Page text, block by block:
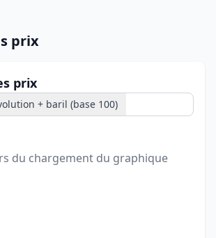
prix
prix
+ baril (base 100)
du chargement du graphique